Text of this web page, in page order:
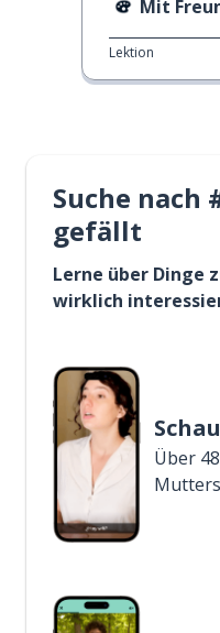
Mit
Lektion
Suche nach
gefällt
Lerne über Dinge
wirklich
Über